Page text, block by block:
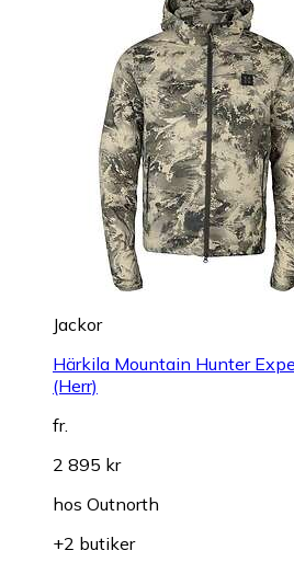
Jackor
Härkila Mountain Hunter
(Herr)
fr.
2 895 kr
hos Outnorth
+2 butiker